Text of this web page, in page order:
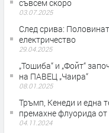
съвсем скоро
03.07.2025
След срива:
електричество
29.04.2025
„Тошиба“ и „Фойт“
на ПАВЕЦ „Чаира“
08.01.2025
Тръмп, Кенеди и една
премахне флуорида
04.11.2024